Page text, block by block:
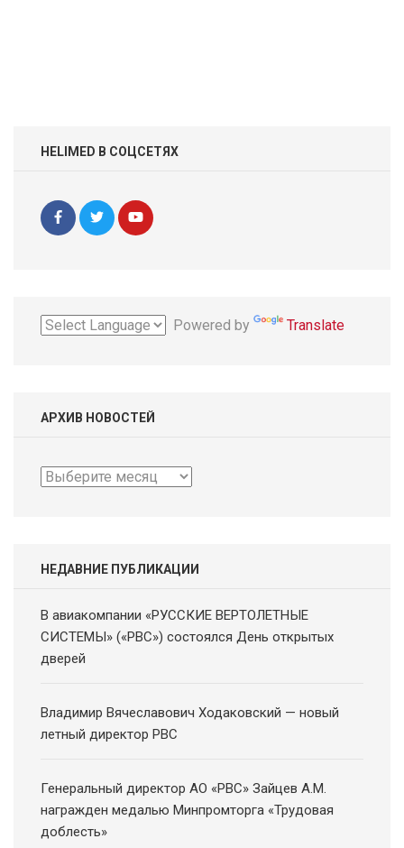
HELIMED В СОЦСЕТЯХ
Powered by Translate
АРХИВ НОВОСТЕЙ
Архив
НЕДАВНИЕ ПУБЛИКАЦИИ
В авиакомпании «РУССКИЕ ВЕРТОЛЕТНЫЕ
СИСТЕМЫ» («РВС») состоялся День открытых
дверей
Владимир Вячеславович Ходаковский — новый
летный директор РВС
Генеральный директор АО «РВС» Зайцев А.М.
награжден медалью Минпромторга «Трудовая
доблесть»